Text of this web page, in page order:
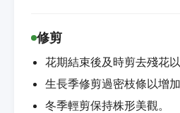
修剪
花期結束後及時剪去殘花
生長季修剪過密枝條以增加
冬季輕剪保持株形美觀。